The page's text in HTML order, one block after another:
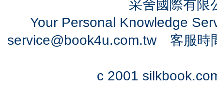
采舍國際有
Your Personal Knowledge
service@book4u.com.tw客服時
c 2001